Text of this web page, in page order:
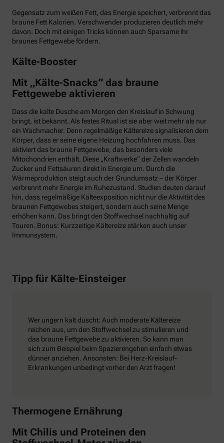
Gegensatz zum weißen Fett, das Energie speichert, verbrennt das
braune Fett Kalorien. Verschwender produzieren deutlich mehr
davon. Doch mit einigen Tricks können auch Sparsame ihr
braunes Fettgewebe fördern.
Kälte-Booster
Mit „Kälte-Snacks“ das braune
Fettgewebe aktivieren
Dass die kalte Dusche am Morgen den Kreislauf in Schwung
bringt, ist bekannt. Als festes Ritual ist sie aber weit mehr als nur
ein Wachmacher. Denn regelmäßige Kältereize signalisieren dem
Körper, dass er seine eigene Heizung hochfahren muss. Das
aktiviert das braune Fettgewebe, das besonders viele
Mitochondrien enthält. Diese „Kraftwerke“ der Zellen wandeln
Zucker und Fettsäuren direkt in Energie um. Durch die
Wärmeproduktion steigt auch der Grundumsatz – der Körper
verbrennt mehr Energie im Ruhezustand. Studien deuten darauf
hin, dass regelmäßige Kälteexposition nicht nur die Aktivität des
braunen Fettgewebes steigert, sondern auch seine Menge
erhöhen kann. Das bringt den Stoffwechsel nachhaltig auf
Touren. Bonus: Kurzzeitige Kältereize stärken auch unser
Immunsystem.
Tipp für Kälte-Einsteiger
Wer ungern kalt duscht: Auch moderate Kältereize
reichen aus, um den Stoffwechsel zu stimulieren und
das braune Fettgewebe zu aktivieren. So kann man
sich zum Beispiel beim Spazierengehen einfach etwas
dünner anziehen. Ansonsten: Bei Herz-Kreislauf-
Erkrankungen unbedingt vorher den Arzt fragen!
Thermogene Ernährung
Mit Chilis und Proteinen den